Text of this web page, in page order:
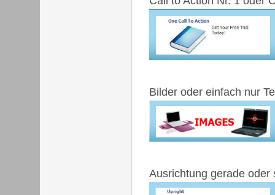
Bilder oder einfach nur
Ausrichtung gerade oder